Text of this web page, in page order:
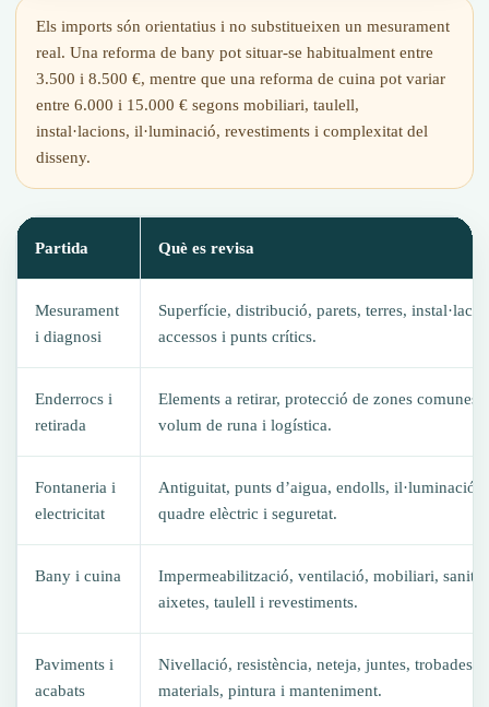
Els imports són orientatius i no substitueixen un mesurament
real. Una reforma de bany pot situar-se habitualment entre
3.500 i 8.500 €, mentre que una reforma de cuina pot variar
entre 6.000 i 15.000 € segons mobiliari, taulell,
instal·lacions, il·luminació, revestiments i complexitat del
disseny.
Partida Què es revisa
Mesurament
i diagnosi
Superfície, distribució, parets, terres,
accessos i punts crítics.
Enderrocs i
retirada
Elements a retirar, protecció de zones comunes,
volum de runa i logística.
Fontaneria i
electricitat
Antiguitat, punts d’aigua, endolls, il·luminació,
quadre elèctric i seguretat.
Bany i cuina
Impermeabilització, ventilació, mobiliari,
aixetes, taulell i revestiments.
Paviments i
acabats
Nivellació, resistència, neteja, juntes, trobades
materials, pintura i manteniment.